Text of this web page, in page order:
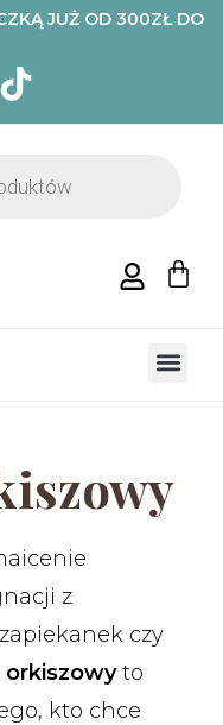
JUŻ OD 300ZŁ DO
z
czy
orkiszowyto
kto chce